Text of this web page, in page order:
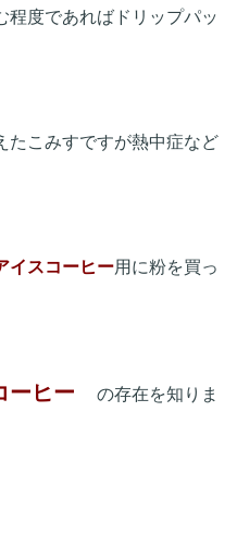
程度であればドリップパッ
たこみすですが熱中症など
イスコーヒー用に粉を買っ
ーヒー
の存在を知りま